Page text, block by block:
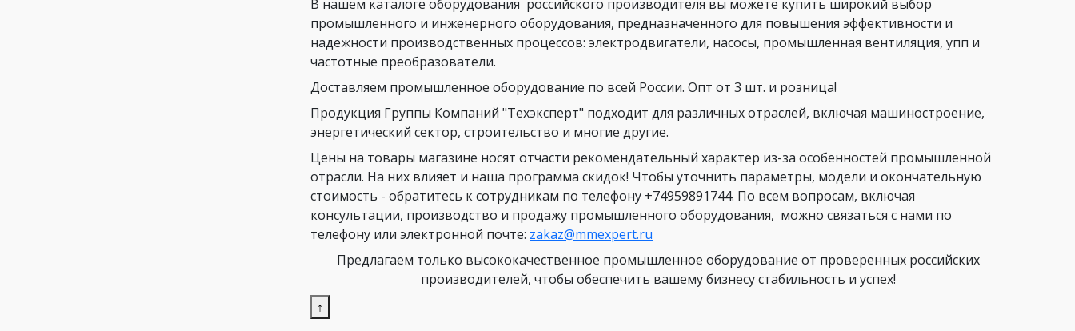
В нашем каталоге оборудования российского производителя вы можете купить широкий выбор
промышленного и инженерного оборудования, предназначенного для повышения эффективности и
надежности производственных процессов: электродвигатели, насосы, промышленная вентиляция, упп и
частотные преобразователи.
Доставляем промышленное оборудование по всей России. Опт от 3 шт. и розница!
Продукция Группы Компаний "Техэксперт" подходит для различных отраслей, включая машиностроение,
энергетический сектор, строительство и многие другие.
Цены на товары магазине носят отчасти рекомендательный характер из-за особенностей промышленной
отрасли. На них влияет и наша программа скидок! Чтобы уточнить параметры, модели и окончательную
стоимость - обратитесь к сотрудникам по телефону +74959891744. По всем вопросам, включая
консультации, производство и продажу промышленного оборудования, можно связаться с нами по
телефону или электронной почте: zakaz@mmexpert.ru
Предлагаем только высококачественное промышленное оборудование от проверенных российских
производителей, чтобы обеспечить вашему бизнесу стабильность и успех!
↑